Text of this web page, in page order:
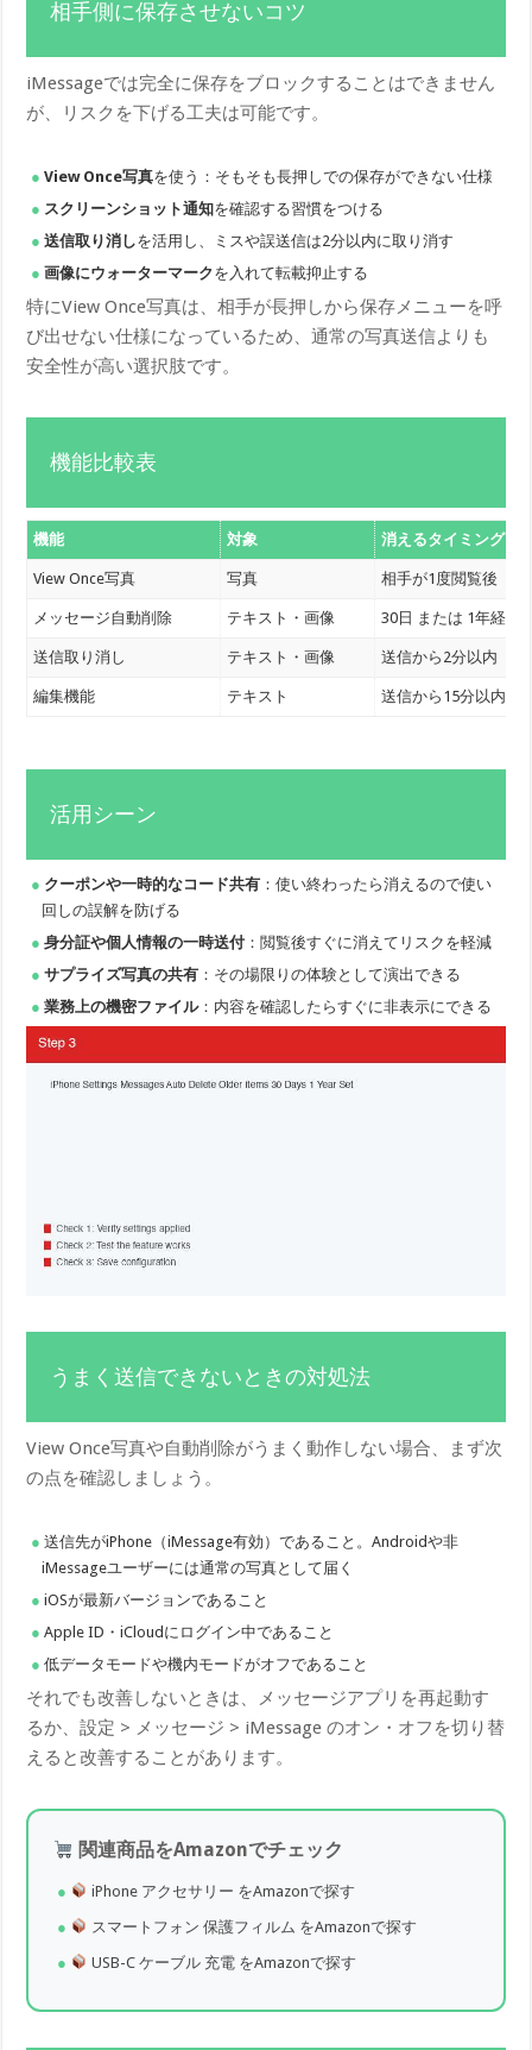
相手側に保存させないコツ
iMessageでは完全に保存をブロックすることはできません
が、リスクを下げる工夫は可能です。
View Once写真を使う：そもそも長押しでの保存ができない仕様
スクリーンショット通知を確認する習慣をつける
送信取り消しを活用し、ミスや誤送信は2分以内に取り消す
画像にウォーターマークを入れて転載抑止する
特にView Once写真は、相手が長押しから保存メニューを呼
び出せない仕様になっているため、通常の写真送信よりも
安全性が高い選択肢です。
機能比較表
機能 対象 消えるタイミング
View Once写真 写真 相手が1度閲覧後
メッセージ自動削除 テキスト・画像 30日 または 1年経過
送信取り消し テキスト・画像 送信から2分以内
編集機能 テキスト 送信から15分以内
活用シーン
クーポンや一時的なコード共有 ：使い終わったら消えるので使い
回しの誤解を防げる
身分証や個人情報の一時送付：閲覧後すぐに消えてリスクを軽減
サプライズ写真の共有 ：その場限りの体験として演出できる
業務上の機密ファイル：内容を確認したらすぐに非表示にできる
うまく送信できないときの対処法
View Once写真や自動削除がうまく動作しない場合、まず次
の点を確認しましょう。
送信先がiPhone（iMessage有効）であること。Androidや非
iMessageユーザーには通常の写真として届く
iOSが最新バージョンであること
Apple ID・iCloudにログイン中であること
低データモードや機内モードがオフであること
それでも改善しないときは、メッセージアプリを再起動す
るか、設定 > メッセージ > iMessage のオン・オフを切り替
えると改善することがあります。
関連商品をAmazonでチェック
iPhone アクセサリー をAmazonで探す
スマートフォン 保護フィルム をAmazonで探す
USB-C ケーブル 充電 をAmazonで探す